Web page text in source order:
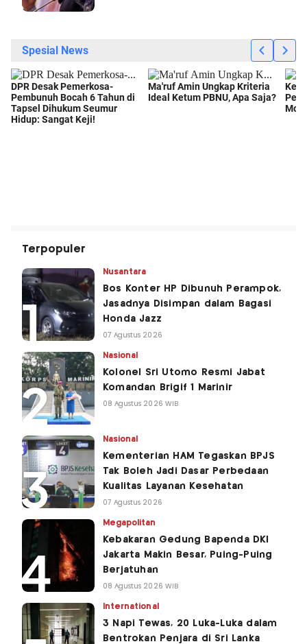
Terpopuler
Nusantara
Bos Konter HP Dibunuh Perampok,
Jasadnya Disimpan dalam Bagasi
Honda Jazz
07 Agustus 2026
Nasional
Kolonel Sri Utomo Resmi Jabat
Komandan Brigif 1 Marinir
08 Agustus 2026 WIB
Nasional
Kementerian HAM Tegaskan BPJS
Tak Boleh Jadi Dasar Perbedaan
Kualitas Layanan Kesehatan
07 Agustus 2026
Megapolitan
Kebakaran Gedung Bapenda DKI
Jakarta Makin Besar, Puing-Puing
Berjatuhan
08 Agustus 2026 WIB
International
3 Napi Tewas, 20 Luka-Luka dalam
Bentrokan Penjara di Sri Lanka